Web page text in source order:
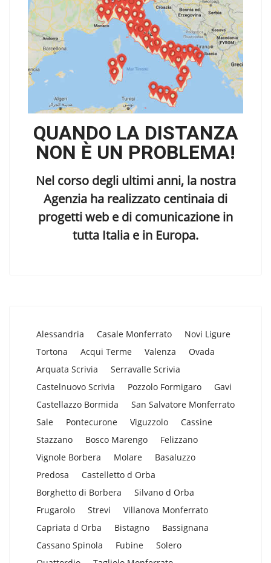
QUANDO LA DISTANZA
NON È UN PROBLEMA!
Nel corso degli ultimi anni, la nostra
Agenzia ha realizzato centinaia di
progetti web e di comunicazione in
tutta Italia e in Europa.
Alessandria Casale Monferrato
Novi Ligure
Tortona
Acqui Terme Valenza
Ovada
Arquata Scrivia
Serravalle Scrivia
Castelnuovo Scrivia
Pozzolo Formigaro
Gavi
Castellazzo Bormida
San Salvatore Monferrato
Sale
Pontecurone Viguzzolo
Cassine
Stazzano
Bosco Marengo
Felizzano
Vignole Borbera
Molare
Basaluzzo
Predosa
Castelletto d Orba
Borghetto di Borbera
Silvano d Orba
Frugarolo
Strevi
Villanova Monferrato
Capriata d Orba
Bistagno
Bassignana
Cassano Spinola
Fubine
Solero